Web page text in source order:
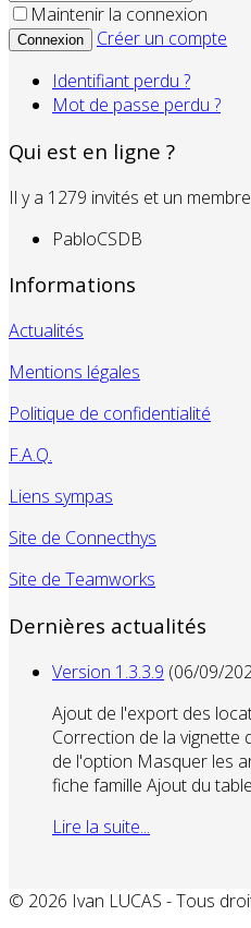
Maintenir la connexion
Connexion
Créer un compte
Identifiant perdu ?
Mot de passe perdu ?
Qui est en ligne ?
Il y a 1279 invités et un
PabloCSDB
Informations
Actualités
Mentions légales
Politique de confidentialité
F.A.Q.
Liens sympas
Site de Connecthys
Site de Teamworks
Dernières actualités
Version 1.3.3.9 (06/09/
Ajout de l'export des
Correction de la vignette
de l'option Masquer les
fiche famille Ajout du
Lire la suite...
© 2026 Ivan LUCAS - Tous